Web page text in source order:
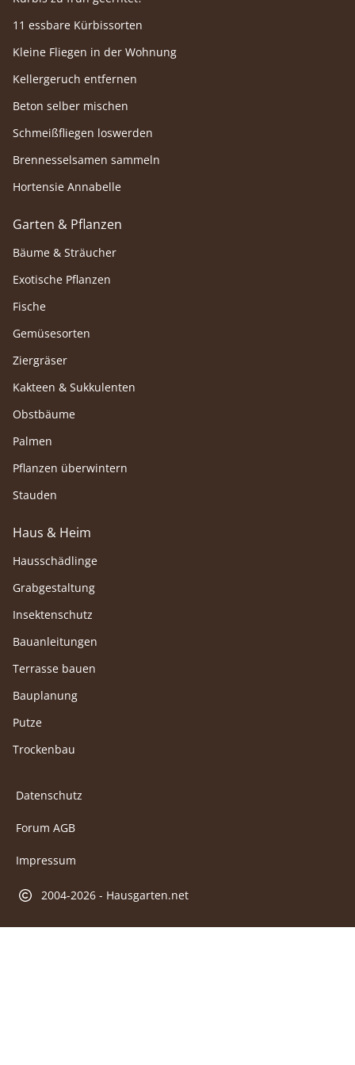
11 essbare Kürbissorten
Kleine Fliegen in der Wohnung
Kellergeruch entfernen
Beton selber mischen
Schmeißfliegen loswerden
Brennesselsamen sammeln
Hortensie Annabelle
Garten & Pflanzen
Bäume & Sträucher
Exotische Pflanzen
Fische
Gemüsesorten
Ziergräser
Kakteen & Sukkulenten
Obstbäume
Palmen
Pflanzen überwintern
Stauden
Haus & Heim
Hausschädlinge
Grabgestaltung
Insektenschutz
Bauanleitungen
Terrasse bauen
Bauplanung
Putze
Trockenbau
Datenschutz
Forum AGB
Impressum
2004-2026 - Hausgarten.net